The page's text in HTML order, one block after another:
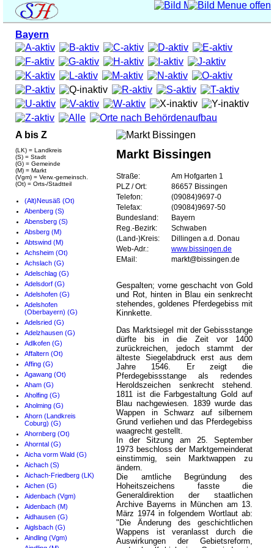
Bayern
A bis Z
(LK) = Landkreis
(S) = Stadt
(G) = Gemeinde
(M) = Markt
(Vgm) = Verw.-gemeinsch.
(Ot) = Orts-/Stadtteil
(Alt)Neusäß (Ot)
Abenberg (S)
Abensberg (S)
Absberg (M)
Abtswind (M)
Achsheim (Ot)
Achslach (G)
Adelschlag (G)
Adelsdorf (G)
Adelshofen (G)
Adelshofen
(Oberbayern) (G)
Adelsried (G)
Adelzhausen (G)
Adlkofen (G)
Affaltern (Ot)
Affing (G)
Agawang (Ot)
Aham (G)
Aholfing (G)
Aholming (G)
Ahorn (Landkreis
Coburg) (G)
Ahornberg (Ot)
Ahorntal (G)
Aicha vorm Wald (G)
Aichach (S)
Aichach-Friedberg (LK)
Aichen (G)
Aidenbach (Vgm)
Aidenbach (M)
Aidhausen (G)
Aiglsbach (G)
Aindling (Vgm)
Markt Bissingen
Straße:
Am Hofgarten 1
PLZ / Ort:
86657 Bissingen
Telefon:
(09084)9697-0
Telefax:
(09084)9697-50
Bundesland:
Bayern
Reg.-Bezirk:
Schwaben
(Land-)Kreis:
Dillingen a.d. Donau
Web-Adr.:
www.bissingen.de
EMail:
markt@bissingen.de
Gespalten; vorne geschacht von Gold
und Rot, hinten in Blau ein senkrecht
stehendes, goldenes Pferdegebiss mit
Kinnkette.
Das Marktsiegel mit der Gebissstange
dürfte bis in die Zeit vor 1400
zurückreichen, jedoch stammt der
älteste Siegelabdruck erst aus dem
Jahre 1546. Er zeigt die
Pferdegebissstange als redendes
Heroldszeichen senkrecht stehend.
1811 ist die Farbgestaltung Gold auf
Blau nachgewiesen. 1839 wurde das
Wappen in Schwarz auf silbernem
Grund verliehen und das Pferdegebiss
waagrecht gestellt.
In der Sitzung am 25. September
1973 beschloss der Marktgemeinderat
einstimmig, sein Marktwappen zu
ändern.
Die amtliche Begründung des
Hoheitszeichens fasste die
Generaldirektion der staatlichen
Archive Bayerns in München am 13.
März 1974 in folgendem Wortlaut ab:
"Die Änderung des geschichtlichen
Wappens ist veranlasst durch die
Auswirkungen der Gebietsreform,